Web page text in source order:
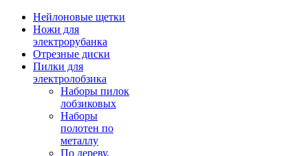
Нейлоновые щетки
Ножи для
электрорубанка
Отрезные диски
Пилки для
электролобзика
Наборы пилок
лобзиковых
Наборы
полотен по
металлу
По дереву,